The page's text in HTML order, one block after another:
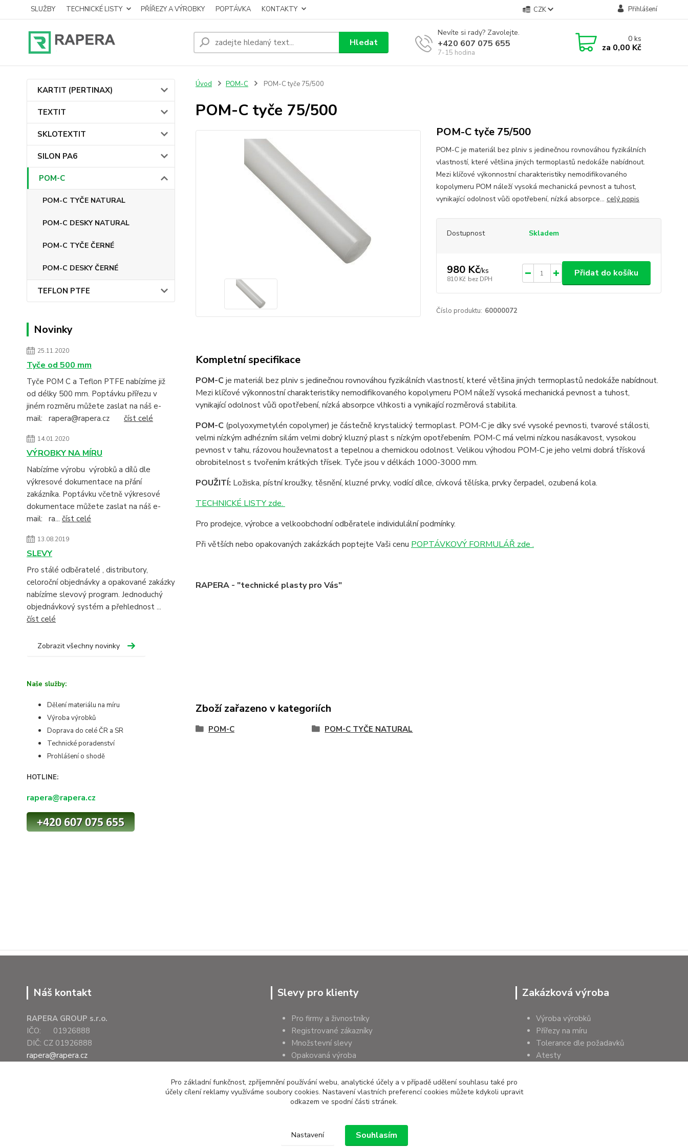
SLUŽBY TECHNICKÉ LISTY PŘÍŘEZY A VÝROBKY POPTÁVKA KONTAKTY CZK Přihlášení
Hledat
Nevíte si rady? Zavolejte.
+420 607 075 655
7-15 hodina
0ks
za 0,00 Kč
KARTIT (PERTINAX)
TEXTIT
SKLOTEXTIT
SILON PA6
POM-C
POM-C TYČE NATURAL
POM-C DESKY NATURAL
POM-C TYČE ČERNÉ
POM-C DESKY ČERNÉ
TEFLON PTFE
Novinky
25.11.2020
Tyče od 500 mm
Tyče POM C a Teflon PTFE nabízíme již
od délky 500 mm. Poptávku přířezu v
jiném rozměru můžete zaslat na náš e-
mail: rapera@rapera.cz číst celé
14.01.2020
VÝROBKY NA MÍRU
Nabízíme výrobu výrobků a dílů dle
výkresové dokumentace na přání
zakázníka. Poptávku včetně výkresové
dokumentace můžete zaslat na náš e-
mail: ra... číst celé
13.08.2019
SLEVY
Pro stálé odběratelé , distributory,
celoroční objednávky a opakované zakázky
nabízíme slevový program. Jednoduchý
objednávkový systém a přehlednost ...
číst celé
Zobrazit všechny novinky
Naše služby:
Dělení materiálu na míru
Výroba výrobků
Doprava do celé ČR a SR
Technické poradenství
Prohlášení o shodě
HOTLINE:
rapera@rapera.cz
Úvod POM-C POM-C tyče 75/500
POM-C tyče 75/500
POM-C tyče 75/500
POM-C je materiál bez plniv s jedinečnou rovnováhou fyzikálních
vlastností, které většina jiných termoplastů nedokáže nabídnout.
Mezi klíčové výkonnostní charakteristiky nemodifikovaného
kopolymeru POM náleží vysoká mechanická pevnost a tuhost,
vynikající odolnost vůči opotřebení, nízká absorpce... celý popis
Dostupnost Skladem
980 Kč/ks
810 Kč bez DPH
Přidat do košíku
Číslo produktu: 60000072
Kompletní specifikace
POM-C je materiál bez plniv s jedinečnou rovnováhou fyzikálních vlastností, které většina jiných termoplastů nedokáže nabídnout.
Mezi klíčové výkonnostní charakteristiky nemodifikovaného kopolymeru POM náleží vysoká mechanická pevnost a tuhost,
vynikající odolnost vůči opotřebení, nízká absorpce vlhkosti a vynikající rozměrová stabilita.
POM-C (polyoxymetylén copolymer) je částečně krystalický termoplast. POM-C je díky své vysoké pevnosti, tvarové stálosti,
velmi nízkým adhézním silám velmi dobrý kluzný plast s nízkým opotřebením. POM-C má velmi nízkou nasákavost, vysokou
pevnost v tahu, rázovou houževnatost a tepelnou a chemickou odolnost. Velikou výhodou POM-C je jeho velmi dobrá třísková
obrobitelnost s tvořením krátkých třísek. Tyče jsou v délkách 1000-3000 mm.
POUŽITÍ: Ložiska, pístní kroužky, těsnění, kluzné prvky, vodící dílce, cívková tělíska, prvky čerpadel, ozubená kola.
TECHNICKÉ LISTY zde.
Pro prodejce, výrobce a velkoobchodní odběratele individulální podmínky.
Při větších nebo opakovaných zakázkách poptejte Vaši cenu POPTÁVKOVÝ FORMULÁŘ zde .
RAPERA - "technické plasty pro Vás"
Zboží zařazeno v kategoriích
POM-C POM-C TYČE NATURAL
Náš kontakt
RAPERA GROUP s.r.o.
IČO: 01926888
DIČ: CZ 01926888
rapera@rapera.cz
Slevy pro klienty
Pro firmy a živnostníky
Registrované zákazníky
Množstevní slevy
Opakovaná výroba
Zakázková výroba
Výroba výrobků
Přířezy na míru
Tolerance dle požadavků
Atesty
Pro základní funkčnost, zpříjemnění používání webu, analytické účely a v případě udělení souhlasu také pro
účely cílení reklamy využíváme soubory cookies. Nastavení vlastních preferencí cookies můžete kdykoli upravit
odkazem ve spodní části stránek.
Nastavení Souhlasím